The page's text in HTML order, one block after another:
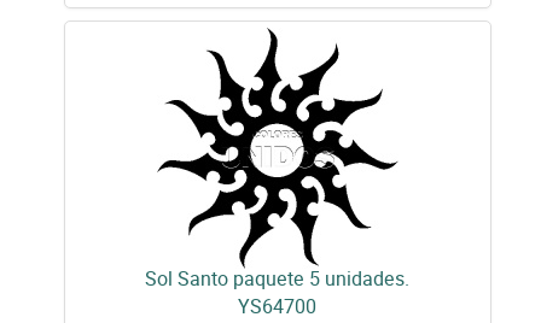
Sol Santo paquete 5 unidades.
YS64700